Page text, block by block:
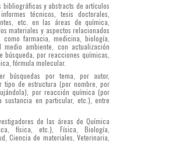
y abstracts de artículos
técnicos, tesis doctorales,
etc. en las áreas de química,
materiales y aspectos relacionados
farmacia, medicina, biología,
ambiente, con actualización
por reacciones químicas,
fórmula molecular.
búsquedas por tema, por autor,
tipo de estructura (por nombre, por
por reacción química (por
en particular, etc.), entre
de las áreas de Química
física, etc.), Física, Biología,
Ciencia de materiales, Veterinaria,